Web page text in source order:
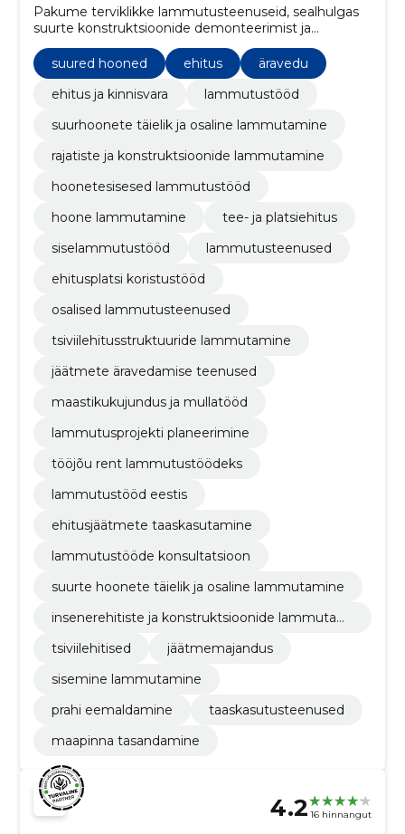
Pakume terviklikke lammutusteenuseid, sealhulgas
suurte konstruktsioonide demonteerimist ja
ehitusjäätmete vastutustundlikku kõrvaldamist.
suured hooned
ehitus
äravedu
ehitus ja kinnisvara
lammutustööd
suurhoonete täielik ja osaline lammutamine
rajatiste ja konstruktsioonide lammutamine
hoonetesisesed lammutustööd
hoone lammutamine
tee- ja platsiehitus
siselammutustööd
lammutusteenused
ehitusplatsi koristustööd
osalised lammutusteenused
tsiviilehitusstruktuuride lammutamine
jäätmete äravedamise teenused
maastikukujundus ja mullatööd
lammutusprojekti planeerimine
tööjõu rent lammutustöödeks
lammutustööd eestis
ehitusjäätmete taaskasutamine
lammutustööde konsultatsioon
suurte hoonete täielik ja osaline lammutamine
insenerehitiste ja konstruktsioonide lammutami
tsiviilehitised
jäätmemajandus
sisemine lammutamine
prahi eemaldamine
taaskasutusteenused
maapinna tasandamine
4.2 16 hinnangut